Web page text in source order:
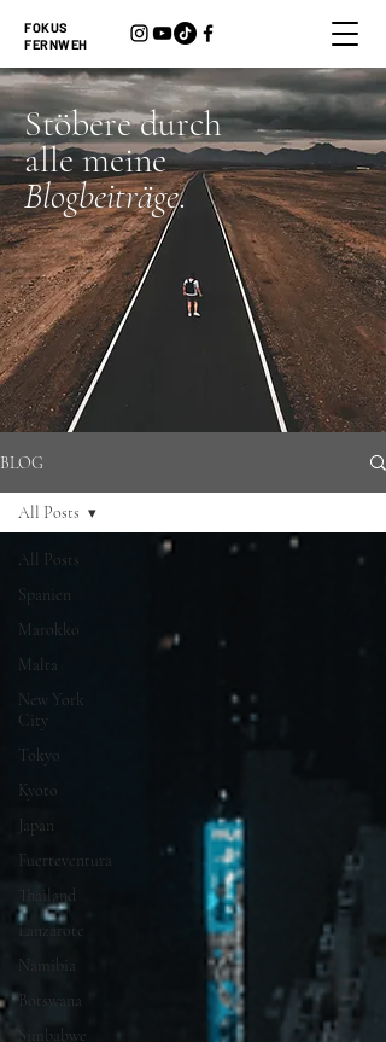
FOKUS
FERNWEH
Stöbere durch
alle meine
Blogbeiträge.
BLOG
All Posts
Spanien
Marokko
Malta
New York
City
Tokyo
Kyoto
Japan
Fuerteventura
Thailand
Lanzarote
Namibia
Botswana
Simbabwe
All Posts